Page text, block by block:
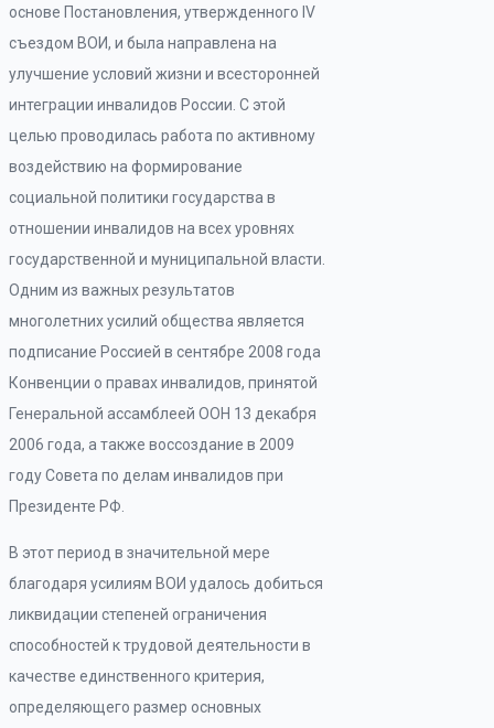
основе Постановления, утвержденного IV
съездом ВОИ, и была направлена на
улучшение условий жизни и всесторонней
интеграции инвалидов России. С этой
целью проводилась работа по активному
воздействию на формирование
социальной политики государства в
отношении инвалидов на всех уровнях
государственной и муниципальной власти.
Одним из важных результатов
многолетних усилий общества является
подписание Россией в сентябре 2008 года
Конвенции о правах инвалидов, принятой
Генеральной ассамблеей ООН 13 декабря
2006 года, а также воссоздание в 2009
году Совета по делам инвалидов при
Президенте РФ.
В этот период в значительной мере
благодаря усилиям ВОИ удалось добиться
ликвидации степеней ограничения
способностей к трудовой деятельности в
качестве единственного критерия,
определяющего размер основных